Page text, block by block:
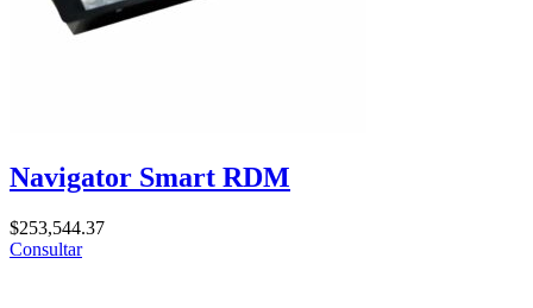
Navigator Smart RDM
$253,544.37
Consultar